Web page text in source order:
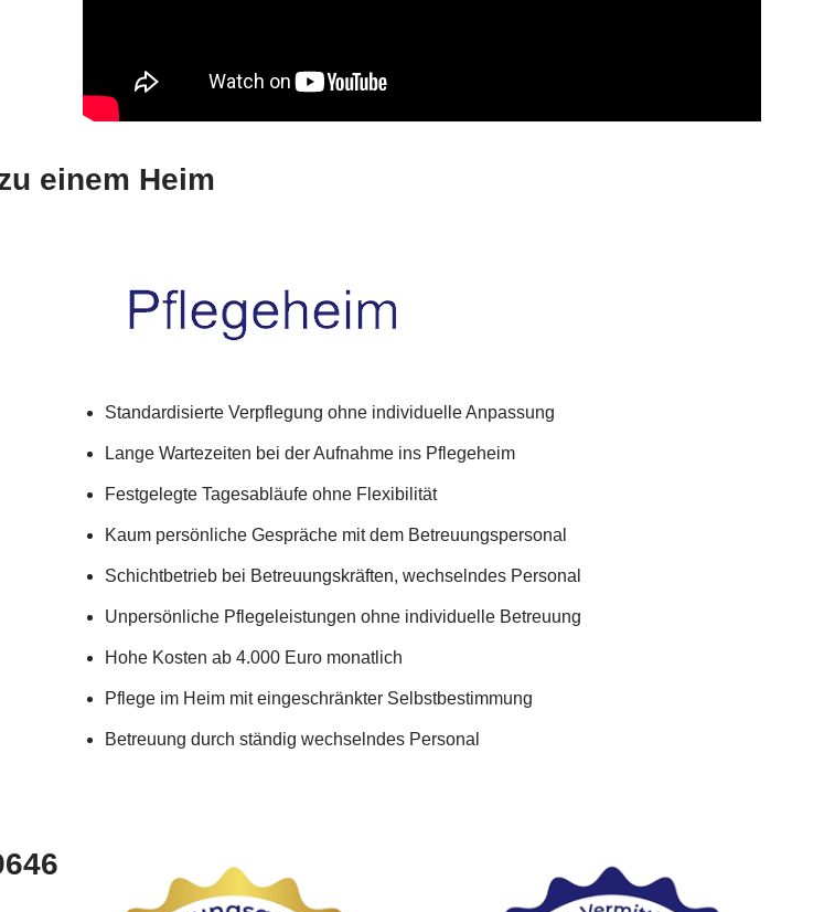
einem Heim
Standardisierte Verpflegung ohne individuelle Anpassung
Lange Wartezeiten bei der Aufnahme ins Pflegeheim
Festgelegte Tagesabläufe ohne Flexibilität
Kaum persönliche Gespräche mit dem Betreuungspersonal
Schichtbetrieb bei Betreuungskräften, wechselndes Personal
Unpersönliche Pflegeleistungen ohne individuelle Betreuung
Hohe Kosten ab 4.000 Euro monatlich
Pflege im Heim mit eingeschränkter Selbstbestimmung
Betreuung durch ständig wechselndes Personal